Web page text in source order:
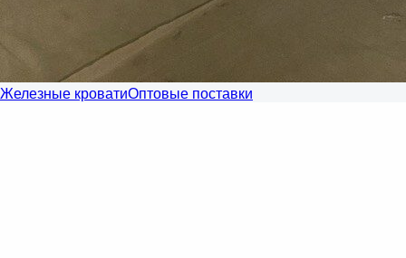
Железные кроватиОптовые поставки